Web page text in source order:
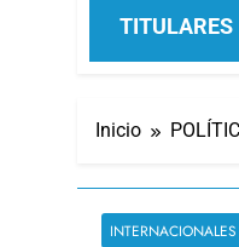
TITULARES
Inicio
INTERNACIONALES